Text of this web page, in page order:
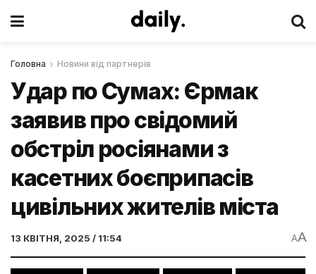
Головна Новини від партнерів
Удар по Сумах: Єрмак
заявив про свідомий
обстріл росіянами з
касетних боєприпасів
цивільних жителів міста
13 КВІТНЯ, 2025 / 11:54 AA